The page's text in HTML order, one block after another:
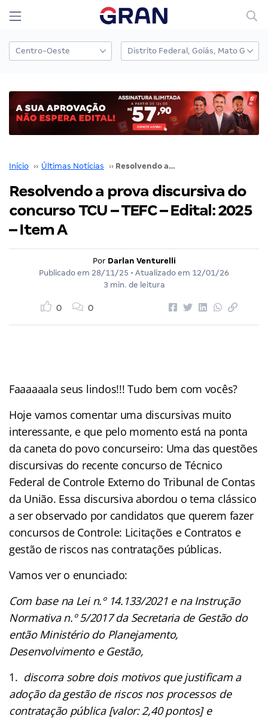
Início ›› Últimas Notícias ›› Resolvendo a prova discursiva do concurso TCU – TEFC – Edital: 2025 – Item A
Resolvendo a prova discursiva do
concurso TCU – TEFC – Edital: 2025
– Item A
Por Darlan Venturelli
Publicado em 28/11/25 • Atualizado em 12/01/26
3 min. de leitura
0 0
Faaaaaala seus lindos!!! Tudo bem com vocês?
Hoje vamos comentar uma discursivas muito
interessante, e que pelo momento está na ponta
da caneta do povo concurseiro: Uma das questões
discursivas do recente concurso de Técnico
Federal de Controle Externo do Tribunal de Contas
da União. Essa discursiva abordou o tema clássico
a ser observado por candidatos que querem fazer
concursos de Controle: Licitações e Contratos e
gestão de riscos nas contratações públicas.
Vamos ver o enunciado:
Com base na Lei n.º 14.133/2021 e na Instrução
Normativa n.º 5/2017 da Secretaria de Gestão do
então Ministério do Planejamento,
Desenvolvimento e Gestão,
discorra sobre dois motivos que justificam a
adoção da gestão de riscos nos processos de
contratação pública [valor: 2,40 pontos] e